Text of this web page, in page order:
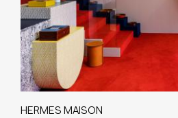
HERMES MAISON